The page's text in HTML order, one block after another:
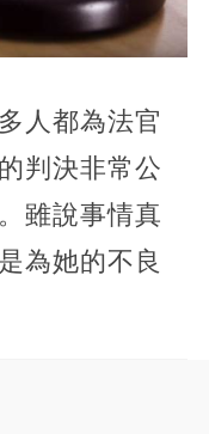
人都為法官
判決非常公
雖說事情真
為她的不良